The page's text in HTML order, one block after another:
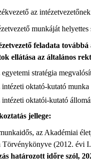
az
munkáját
feladata
ellátása az általános
stratégia
oktató-kutató munka
oktatói-kutató
jellege:
az Akadémiai
(2012. évi
határozott időre szól,